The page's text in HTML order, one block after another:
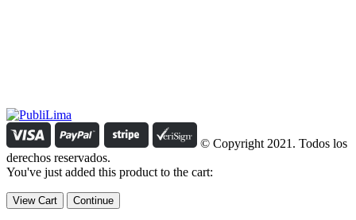
© Copyright 2021. Todos los
derechos reservados.
You've just added this product to the cart:
View Cart Continue